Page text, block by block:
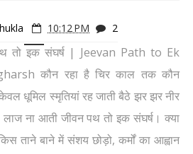
10:12 PM 2
तो इक संघर्ष | Jeevan Path to Ek
कौन रहा है चिर काल तक कौन
धूमिल स्मृतियां रह जाती बैठे झर झर नीर
लाज ना आती जीवन पथ तो इक संघर्ष। क्या
ताने बाने में संशय छोड़ो, कर्मों का आह्वान